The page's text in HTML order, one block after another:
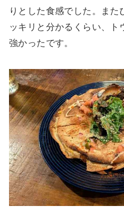
りとした食感でした。また
ッキリと分かるくらい、ト
強かったです。